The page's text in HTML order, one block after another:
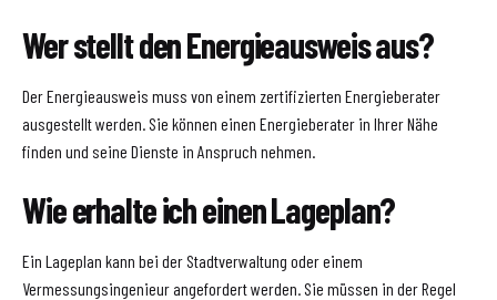
Wer stellt den Energieausweis aus?
Der Energieausweis muss von einem zertifizierten Energieberater
ausgestellt werden. Sie können einen Energieberater in Ihrer Nähe
finden und seine Dienste in Anspruch nehmen.
Wie erhalte ich einen Lageplan?
Ein Lageplan kann bei der Stadtverwaltung oder einem
Vermessungsingenieur angefordert werden. Sie müssen in der Regel